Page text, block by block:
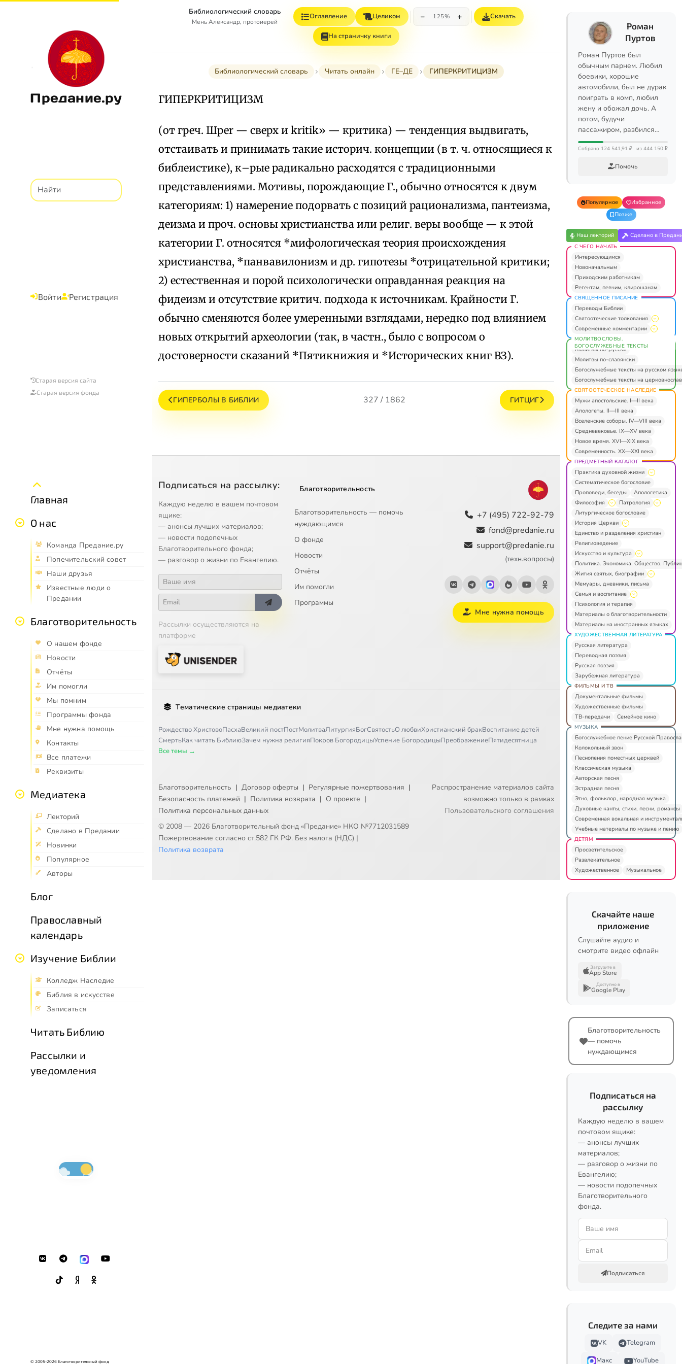
Предание.ру
Войти Регистрация
Старая версия сайта
Старая версия фонда
Главная
О нас
Команда Предание.ру
Попечительский совет
Наши друзья
Известные люди о
Предании
Благотворительность
О нашем фонде
Новости
Отчёты
Им помогли
Мы помним
Программы фонда
Мне нужна помощь
Контакты
Все платежи
Реквизиты
Медиатека
Лекторий
Сделано в Предании
Новинки
Популярное
Авторы
Блог
Православный
календарь
Изучение Библии
Колледж Наследие
Библия в искусстве
Записаться
Читать Библию
Рассылки и
уведомления
© 2005-2026 Благотворительный фонд
Библиологический словарь
Мень Александр, протоиерей
Оглавление Целиком − 125% + Скачать
На страничку книги
Библиологический словарь Читать онлайн ГЕ–ДЕ ГИПЕРКРИТИЦИЗМ
ГИПЕРКРИТИЦИЗМ
(от греч. Шper — сверх и kritik» — критика) — тенденция выдвигать,
отстаивать и принимать такие историч. концепции (в т. ч. относящиеся к
библеистике), к–рые радикально расходятся с традиционными
представлениями. Мотивы, порождающие Г., обычно относятся к двум
категориям: 1) намерение подорвать с позиций рационализма, пантеизма,
деизма и проч. основы христианства или религ. веры вообще — к этой
категории Г. относятся *мифологическая теория происхождения
христианства, *панвавилонизм и др. гипотезы *отрицательной критики;
2) естественная и порой психологически оправданная реакция на
фидеизм и отсутствие критич. подхода к источникам. Крайности Г.
обычно сменяются более умеренными взглядами, нередко под влиянием
новых открытий археологии (так, в частн., было с вопросом о
достоверности сказаний *Пятикнижия и *Исторических книг ВЗ).
ГИПЕРБОЛЫ В БИБЛИИ 327 / 1862 ГИТЦИГ
Подписаться на рассылку:
Каждую неделю в вашем почтовом
ящике:
— анонсы лучших материалов;
— новости подопечных
Благотворительного фонда;
— разговор о жизни по Евангелию.
Рассылки осуществляются на
платформе
Благотворительность
Благотворительность — помочь
нуждающимся
О фонде
Новости
Отчёты
Им помогли
Программы
+7 (495) 722-92-79
fond@predanie.ru
support@predanie.ru
(техн.вопросы)
Мне нужна помощь
Тематические страницы медиатеки
Рождество ХристовоПасхаВеликий постПостМолитваЛитургияБогСвятостьО любвиХристианский бракВоспитание детей
СмертьКак читать БиблиюЗачем нужна религияПокров БогородицыУспение БогородицыПреображениеПятидесятница
Все темы →
Благотворительность | Договор оферты | Регулярные пожертвования |
Безопасность платежей | Политика возврата | О проекте |
Политика персональных данных
© 2008 — 2026 Благотворительный фонд «Предание» НКО №7712031589
Пожертвование согласно ст.582 ГК РФ. Без налога (НДС) |
Политика возврата
Распространение материалов сайта
возможно только в рамках
Пользовательского соглашения
Роман
Пуртов
Роман Пуртов был
обычным парнем. Любил
боевики, хорошие
автомобили, был не дурак
поиграть в комп, любил
жену и обожал дочь. А
потом, будучи
пассажиром, разбился…
Собрано 124 541,91 ₽ из 444 150 ₽
Помочь
Популярное
Избранное
Позже
Наш лекторий Сделано в
С ЧЕГО НАЧАТЬ
Интересующимся
Новоначальным
Приходским работникам
Регентам, певчим, клирошанам
СВЯЩЕННОЕ ПИСАНИЕ
Переводы Библии
Святоотеческие толкования
Современные комментарии
МОЛИТВОСЛОВЫ.
БОГОСЛУЖЕБНЫЕ ТЕКСТЫ
Молитвы по-русски
Молитвы по-славянски
Богослужебные тексты на русском
Богослужебные тексты на
СВЯТООТЕЧЕСКОЕ НАСЛЕДИЕ
Мужи апостольские. I—II века
Апологеты. II—III века
Вселенские соборы. IV—VIII века
Средневековье. IX—XV века
Новое время. XVI—XIX века
Современность. XX—XXI века
ПРЕДМЕТНЫЙ КАТАЛОГ
Практика духовной жизни
Систематическое богословие
Проповеди, беседы
Апологетика
Философия
Патрология
Литургическое богословие
История Церкви
Единство и разделения христиан
Религиоведение
Искусство и культура
Политика. Экономика. Общество.
Жития святых, биографии
Мемуары, дневники, письма
Семья и воспитание
Психология и терапия
Материалы о благотворительности
Материалы на иностранных языках
ХУДОЖЕСТВЕННАЯ ЛИТЕРАТУРА
Русская литература
Переводная поэзия
Русская поэзия
Зарубежная литература
ФИЛЬМЫ И ТВ
Документальные фильмы
Художественные фильмы
ТВ-передачи
Семейное кино
МУЗЫКА
Богослужебное пение Русской
Колокольный звон
Песнопения поместных церквей
Классическая музыка
Авторская песня
Эстрадная песня
Этно, фольклор, народная музыка
Духовные канты, стихи, песни, романсы
Современная вокальная и
Учебные материалы по музыке и пению
ДЕТЯМ
Просветительское
Развлекательное
Художественное
Музыкальное
Скачайте наше
приложение
Слушайте аудио и
смотрите видео офлайн
Загрузите в
App Store
Доступно в
Google Play
Благотворительность
— помочь
нуждающимся
Подписаться на
рассылку
Каждую неделю в вашем
почтовом ящике:
— анонсы лучших
материалов;
— разговор о жизни по
Евангелию;
— новости подопечных
Благотворительного
фонда.
Подписаться
Следите за нами
VK
Telegram
Макс
YouTube